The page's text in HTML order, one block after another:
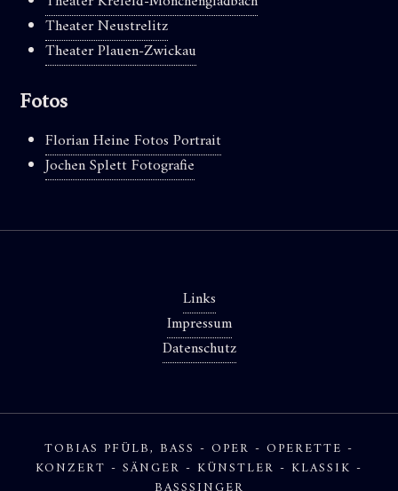
Theater Neustrelitz
Theater Plauen-Zwickau
Fotos
Florian Heine Fotos Portrait
Jochen Splett Fotografie
Links
Impressum
Datenschutz
TOBIAS PFÜLB, BASS - OPER - OPERETTE -
KONZERT - SÄNGER - KÜNSTLER - KLASSIK -